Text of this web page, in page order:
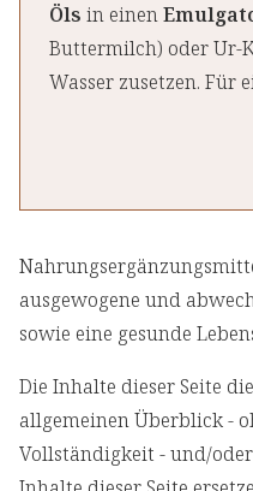
Öls in einen
Buttermilch) oder Ur-
Wasser zusetzen. Für
ausgewogene und
sowie eine gesunde
Die Inhalte dieser Seite
allgemeinen Überblick -
Vollständigkeit - und/